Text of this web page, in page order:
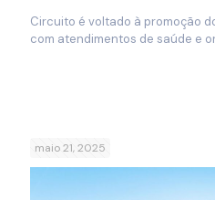
Circuito é voltado à promoção
com atendimentos de saúde e
maio 21, 2025